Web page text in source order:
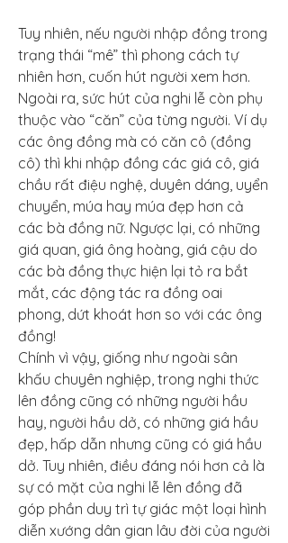
Tuy nhiên, nếu người nhập đồng trong
trạng thái “mê” thì phong cách tự
nhiên hơn, cuốn hút người xem hơn.
Ngoài ra, sức hút của nghi lễ còn phụ
thuộc vào “căn” của từng người. Ví dụ
các ông đồng mà có căn cô (đồng
cô) thì khi nhập đồng các giá cô, giá
chầu rất điệu nghệ, duyên dáng, uyển
chuyển, múa hay múa đẹp hơn cả
các bà đồng nữ. Ngược lại, có những
giá quan, giá ông hoàng, giá cậu do
các bà đồng thực hiện lại tỏ ra bắt
mắt, các động tác ra đồng oai
phong, dứt khoát hơn so với các ông
đồng!
Chính vì vậy, giống như ngoài sân
khấu chuyên nghiệp, trong nghi thức
lên đồng cũng có những người hầu
hay, người hầu dở, có những giá hầu
đẹp, hấp dẫn nhưng cũng có giá hầu
dở. Tuy nhiên, điều đáng nói hơn cả là
sự có mặt của nghi lễ lên đồng đã
góp phần duy trì tự giác một loại hình
diễn xướng dân gian lâu đời của người